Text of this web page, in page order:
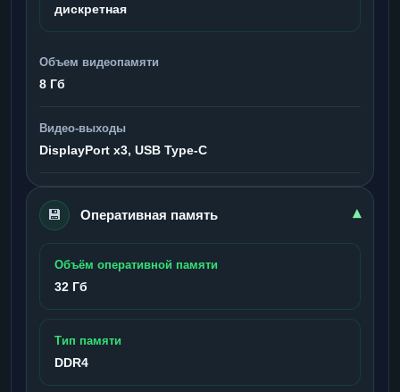
дискретная
Объем видеопамяти
8 Гб
Видео-выходы
DisplayPort x3, USB Type-C
💾 Оперативная память ▾
Объём оперативной памяти
32 Гб
Тип памяти
DDR4